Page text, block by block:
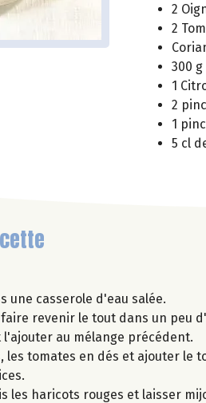
2
2
300
1
2
1
5 cl
une casserole d'eau salée.
faire revenir le tout dans un peu
l'ajouter au mélange précédent.
les tomates en dés et ajouter le
les haricots rouges et laisser